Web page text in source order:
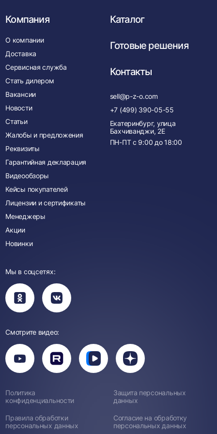
Компания
О компании
Доставка
Сервисная служба
Стать дилером
Вакансии
Новости
Статьи
Жалобы и предложения
Реквизиты
Гарантийная декларация
Видеообзоры
Кейсы покупателей
Лицензии и сертификаты
Менеджеры
Акции
Новинки
Каталог
Готовые решения
Контакты
sell@p-z-o.com
+7 (499) 390-05-55
Екатеринбург, улица
Бахчиванджи, 2Е
ПН-ПТ с 9:00 до 18:00
Мы в соцсетях:
Вы
перейдете
в
группу
Вы
перейдете
в
группу
Смотрите видео:
Вы
перейдете
на
канал
Вы
перейдете
Вы
перейдете
Вы
перейдете
Дзен
Политика
конфиденциальности
Защита персональных
данных
Правила обработки
персональных данных
Согласие на обработку
персональных данных